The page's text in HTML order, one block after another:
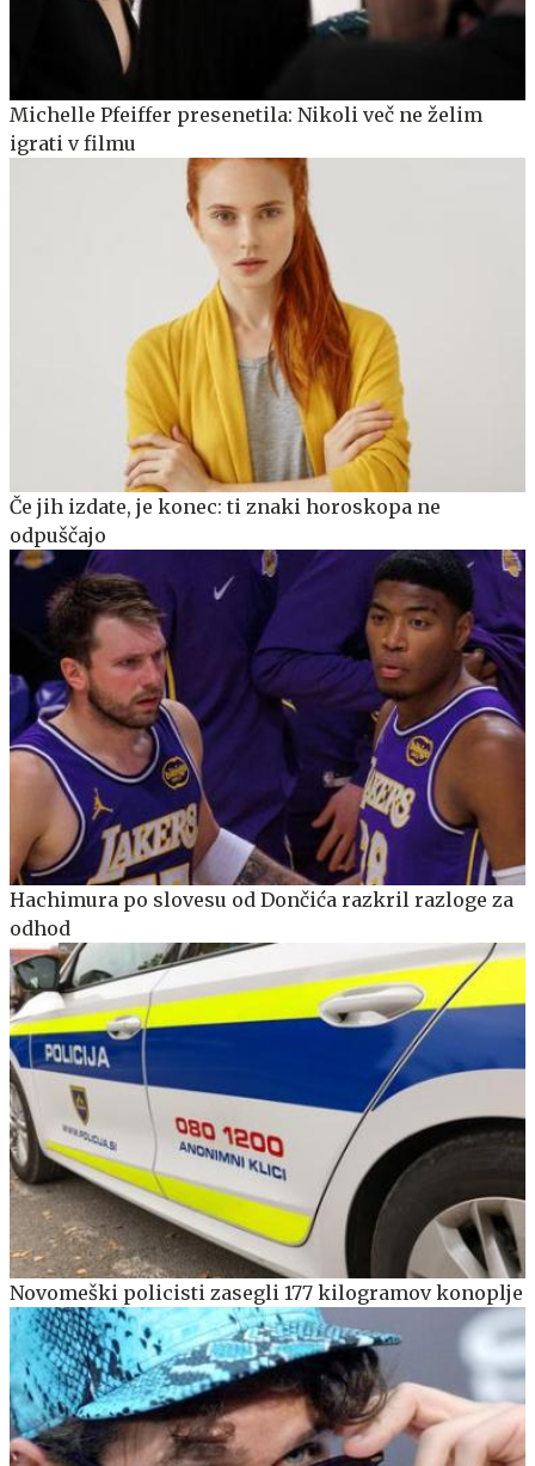
Michelle Pfeiffer presenetila: Nikoli več ne želim
igrati v filmu
Če jih izdate, je konec: ti znaki horoskopa ne
odpuščajo
Hachimura po slovesu od Dončića razkril razloge za
odhod
Novomeški policisti zasegli 177 kilogramov konoplje